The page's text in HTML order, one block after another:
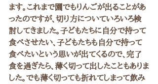
ます。これまで園でもりんごが出ることがあ
ったのですが、切り方についていろいろ検
討してきました。子どもたちに自分で持って
食べさせたい、子どもたちも自分で持って
食べたいという思いが出てくるので、完了
食を過ぎたら、薄く切って出したこともありま
した。でも薄く切っても折れてしまって飲み